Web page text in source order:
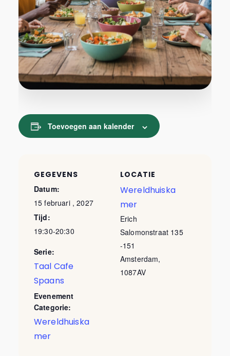
Toevoegen aan kalender
GEGEVENS
Datum:
15 februari , 2027
Tijd:
19:30-20:30
Serie:
Taal Cafe
Spaans
Evenement
Categorie:
Wereldhuiska
mer
LOCATIE
Wereldhuiska
mer
Erich
Salomonstraat 135
-151
Amsterdam,
1087AV